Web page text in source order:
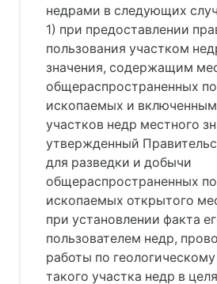
недрами в следующих
1) при предоставлении
пользования участком
значения, содержащим
общераспространенных
ископаемых и включенным
участков недр местного
утвержденный
для разведки и добычи
общераспространенных
ископаемых открытого
при установлении факта
пользователем недр,
работы по
такого участка недр в